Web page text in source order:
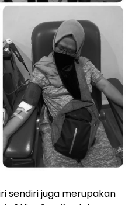
sendiri juga merupakan